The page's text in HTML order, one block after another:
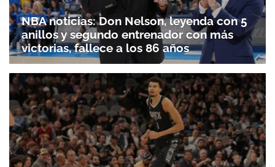
NBA noticias: Don Nelson, leyenda con 5
anillos y segundo entrenador con más
victorias, fallece a los 86 años